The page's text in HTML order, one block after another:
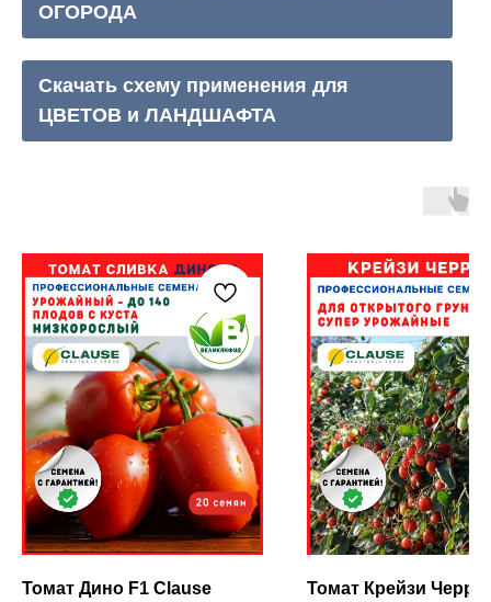
ОГОРОДА
Скачать схему применения для
ЦВЕТОВ и ЛАНДШАФТА
Томат Дино F1 Clause Томат Крейзи Черри